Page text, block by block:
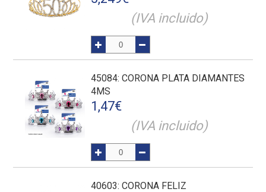
(IVA incluido)
45084: CORONA PLATA DIAMANTES
4MS
1,47€
(IVA incluido)
40603: CORONA FELIZ